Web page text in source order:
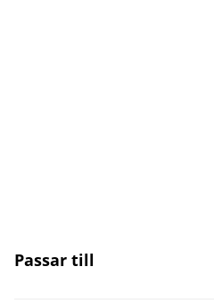
Passar till